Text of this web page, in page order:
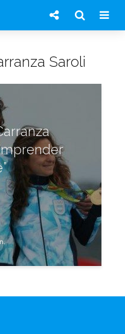
Saroli